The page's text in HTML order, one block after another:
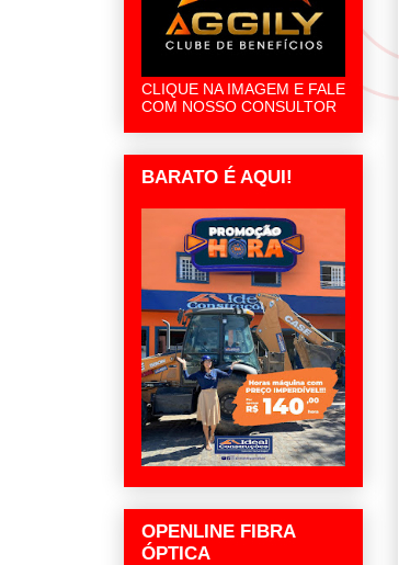
CLIQUE NA IMAGEM E FALE
COM NOSSO CONSULTOR
BARATO É AQUI!
OPENLINE FIBRA
ÓPTICA